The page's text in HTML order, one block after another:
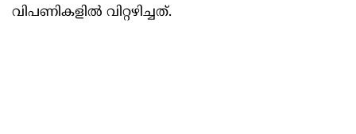
വിപണികളിൽ വിറ്റഴിച്ചത്.